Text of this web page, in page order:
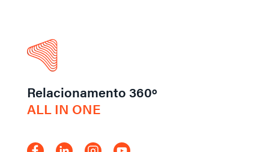
Relacionamento 360º
ALL IN ONE